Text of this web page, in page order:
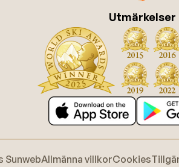
Utmärkelser
SunwebAllmänna villkorCookies